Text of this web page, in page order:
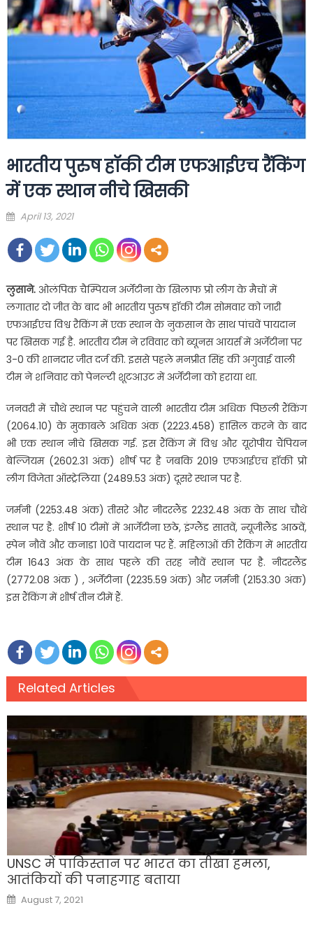
भारतीय पुरुष हॉकी टीम एफआईएच रैंकिंग
में एक स्थान नीचे खिसकी
Posted
April 13, 2021
लुसाने.ओलंपिक चैम्पियन अर्जेंटीना के खिलाफ प्रो लीग के मैचों में
लगातार दो जीत के बाद भी भारतीय पुरुष हॉकी टीम सोमवार को जारी
एफआईएच विश्व रैकिंग में एक स्थान के नुकसान के साथ पांचवें पायदान
पर खिसक गई है. भारतीय टीम ने रविवार को ब्यूनस आयर्स में अर्जेंटीना पर
3-0 की शानदार जीत दर्ज की. इससे पहले मनप्रीत सिंह की अगुवाई वाली
टीम ने शनिवार को पेनल्टी शूटआउट में अर्जेंटीना को हराया था.
जनवरी में चौथे स्थान पर पहुंचने वाली भारतीय टीम अधिक पिछली रैंकिंग
(2064.10) के मुकाबले अधिक अंक (2223.458) हासिल करने के बाद
भी एक स्थान नीचे खिसक गई. इस रैंकिंग में विश्व और यूरोपीय चैंपियन
बेल्जियम (2602.31 अंक) शीर्ष पर है जबकि 2019 एफआईएच हॉकी प्रो
लीग विजेता ऑस्ट्रेलिया (2489.53 अंक) दूसरे स्थान पर है.
जर्मनी (2253.48 अंक) तीसरे और नीदरलैंड 2232.48 अंक के साथ चौथे
स्थान पर है. शीर्ष 10 टीमों में आर्जेंटीना छठे, इंग्लैंड सातवें, न्यूजीलैंड आठवें,
स्पेन नौवें और कनाडा 10वें पायदान पर हैं. महिलाओं की रैंकिंग में भारतीय
टीम 1643 अंक के साथ पहले की तरह नौवें स्थान पर है. नीदरलैंड
(2772.08 अंक ) , अर्जेंटीना (2235.59 अंक) और जर्मनी (2153.30 अंक)
इस रैंकिंग में शीर्ष तीन टीमें हैं.
Related Articles
UNSC में पाकिस्तान पर भारत का तीखा हमला,
आतंकियों की पनाहगाह बताया
Posted
on
August 7, 2021